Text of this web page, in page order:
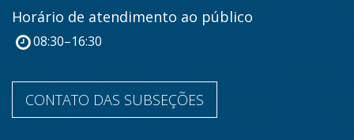
Horário de atendimento ao público
08:30–16:30
CONTATO DAS SUBSEÇÕES